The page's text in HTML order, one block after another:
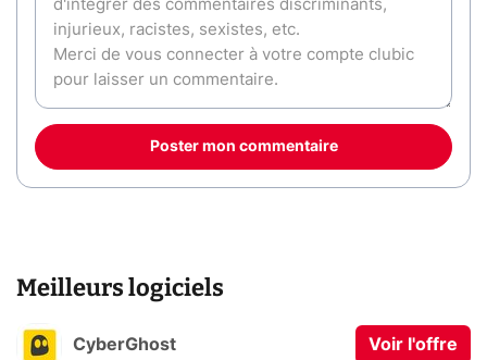
Poster mon commentaire
Meilleurs logiciels
CyberGhost Voir l'offre